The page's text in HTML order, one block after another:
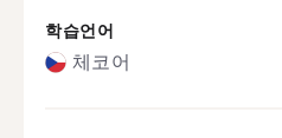
학습언어
체코어